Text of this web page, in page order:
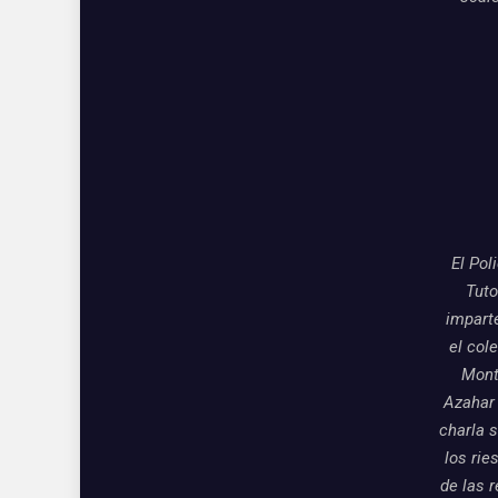
El
el
charla
los
de las